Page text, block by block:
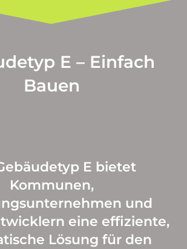
E – Einfach
Bauen
E bietet
Kommunen,
und
eine effiziente,
Lösung für den